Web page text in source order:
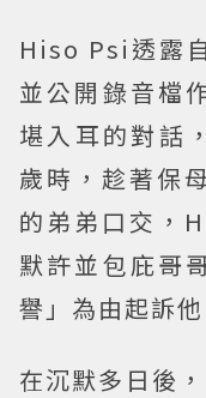
Hiso Psi透露
並公開錄音檔
堪入耳的對話
歲時，趁著保
的弟弟口交，
默許並包庇哥
譽」為由起訴他
在沉默多日後